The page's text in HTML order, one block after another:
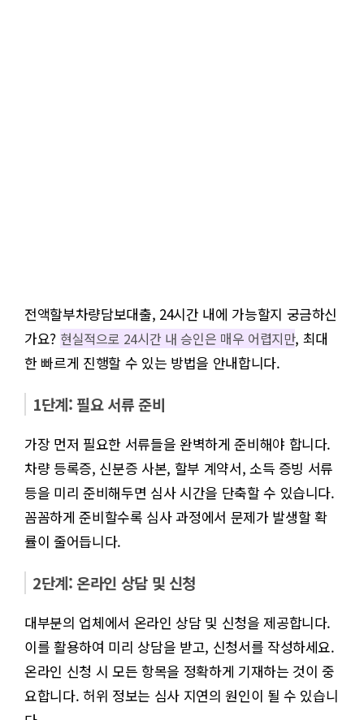
전액할부차량담보대출, 24시간 내에 가능할지 궁금하신
가요? 현실적으로 24시간 내 승인은 매우 어렵지만, 최대
한 빠르게 진행할 수 있는 방법을 안내합니다.
1단계: 필요 서류 준비
가장 먼저 필요한 서류들을 완벽하게 준비해야 합니다.
차량 등록증, 신분증 사본, 할부 계약서, 소득 증빙 서류
등을 미리 준비해두면 심사 시간을 단축할 수 있습니다.
꼼꼼하게 준비할수록 심사 과정에서 문제가 발생할 확
률이 줄어듭니다.
2단계: 온라인 상담 및 신청
대부분의 업체에서 온라인 상담 및 신청을 제공합니다.
이를 활용하여 미리 상담을 받고, 신청서를 작성하세요.
온라인 신청 시 모든 항목을 정확하게 기재하는 것이 중
요합니다. 허위 정보는 심사 지연의 원인이 될 수 있습니